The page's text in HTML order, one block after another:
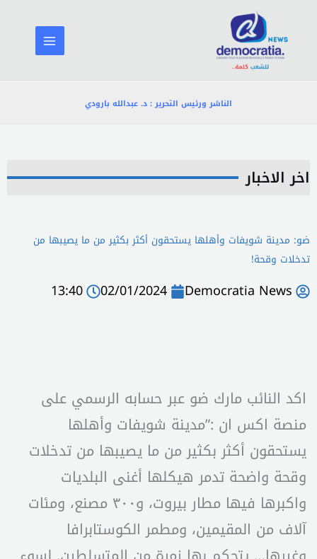
المحتوى
الناشر ورئيس التحرير : د. عبدالله بارودي
اخر الاخبار
ضو: مدينة شويفات وأهلها يستحقون أكثر بكثير من ما يصيبها من
تدخلات وقحة!
Democratia News
02/01/2024
13:40
اكد النائب مارك ضو عبر حسابه الرسمي على
منصة اكس ان :”مدينة شويفات وأهلها
يستحقون أكثر بكثير من ما يصيبها من تدخلات
وقحة واضحة تدمر هيكلها أغنى البلديات
واكبرها فيها مطار بيروت، و٣٠٠ مصنع، ومئات
آلاف من المقيمين، ومطمر الكوستابرافا